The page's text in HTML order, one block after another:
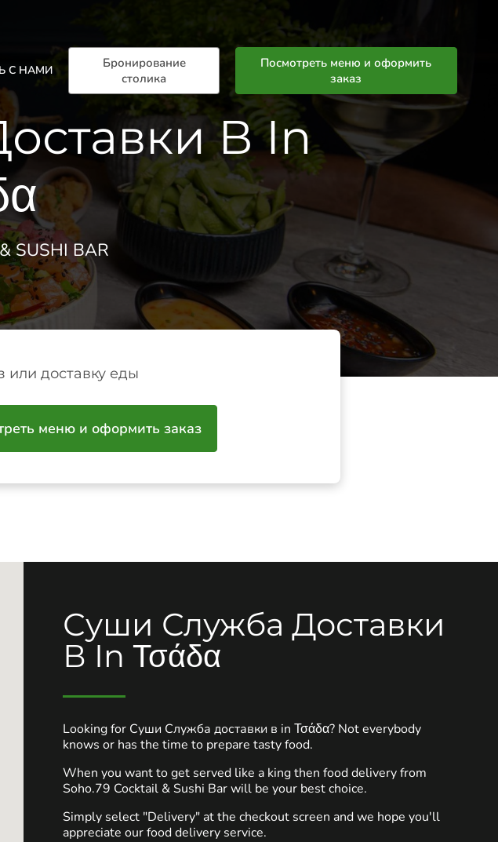
С НАМИ
Бронирование
столика
Посмотреть меню и оформить
заказ
В In
SUSHI BAR
доставку еды
меню и оформить заказ
Суши Служба Доставки
В In Τσάδα
Looking for Суши Служба доставки в in Τσάδα? Not everybody
knows or has the time to prepare tasty food.
When you want to get served like a king then food delivery from
Soho.79 Cocktail & Sushi Bar will be your best choice.
Simply select "Delivery" at the checkout screen and we hope you'll
appreciate our food delivery service.